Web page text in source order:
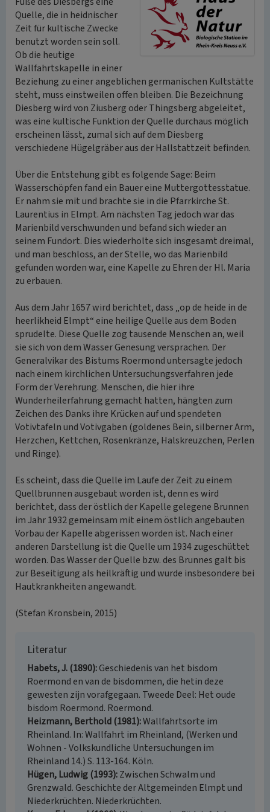
Quelle, die in heidnischer
Zeit für kultische Zwecke
benutzt worden sein soll.
Ob die heutige
Wallfahrtskapelle in einer
Beziehung zu einer angeblichen germanischen Kultstätte
steht, muss einstweilen offen bleiben. Die Bezeichnung
Diesberg wird von Ziusberg oder Thingsberg abgeleitet,
was eine kultische Funktion der Quelle durchaus möglich
erscheinen lässt, zumal sich auf dem Diesberg
verschiedene Hügelgräber aus der Hallstattzeit befinden.
Über die Entstehung gibt es folgende Sage: Beim
Wasserschöpfen fand ein Bauer eine Muttergottesstatue.
Er nahm sie mit und brachte sie in die Pfarrkirche St.
Laurentius in Elmpt. Am nächsten Tag jedoch war das
Marienbild verschwunden und befand sich wieder an
seinem Fundort. Dies wiederholte sich insgesamt dreimal,
und man beschloss, an der Stelle, wo das Marienbild
gefunden worden war, eine Kapelle zu Ehren der Hl. Maria
zu erbauen.
Aus dem Jahr 1657 wird berichtet, dass „op de heide in de
heerlikheid Elmpt“ eine heilige Quelle aus dem Boden
sprudelte. Diese Quelle zog tausende Menschen an, weil
sie sich von dem Wasser Genesung versprachen. Der
Generalvikar des Bistums Roermond untersagte jedoch
nach einem kirchlichen Untersuchungsverfahren jede
Form der Verehrung. Menschen, die hier ihre
Wunderheilerfahrung gemacht hatten, hängten zum
Zeichen des Danks ihre Krücken auf und spendeten
Votivtafeln und Votivgaben (goldenes Bein, silberner Arm,
Herzchen, Kettchen, Rosenkränze, Halskreuzchen, Perlen
und Ringe).
Es scheint, dass die Quelle im Laufe der Zeit zu einem
Quellbrunnen ausgebaut worden ist, denn es wird
berichtet, dass der östlich der Kapelle gelegene Brunnen
im Jahr 1932 gemeinsam mit einem östlich angebauten
Vorbau der Kapelle abgerissen worden ist. Nach einer
anderen Darstellung ist die Quelle um 1934 zugeschüttet
worden. Das Wasser der Quelle bzw. des Brunnes galt bis
zur Beseitigung als heilkräftig und wurde insbesondere bei
Hautkrankheiten angewandt.
(Stefan Kronsbein, 2015)
Literatur
Habets, J. (1890) Geschiedenis van het bisdom
Roermond en van de bisdommen, die hetin deze
gewesten zijn vorafgegaan. Tweede Deel: Het oude
bisdom Roermond. Roermond.
Heizmann, Berthold (1981) Wallfahrtsorte im
Rheinland. In: Wallfahrt im Rheinland, (Werken und
Wohnen - Volkskundliche Untersuchungen im
Rheinland 14.) S. 113-164. Köln.
Hügen, Ludwig (1993) Zwischen Schwalm und
Grenzwald. Geschichte der Altgemeinden Elmpt und
Niederkrüchten. Niederkrüchten.